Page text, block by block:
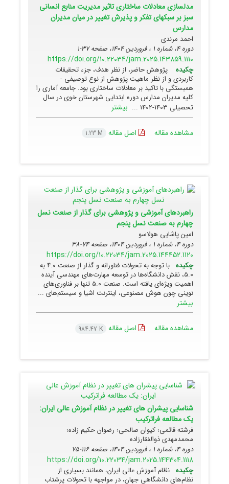
مدلسازی معادلات ساختاری تاثیر مدیریت منابع انسانی
سبز بر سبکهای تفکر و پذیرش تغییر در میان مدیران
مدارس
احمد مرندی
دوره 4، شماره 1 ، فروردین 1404، صفحه
37-1
https://doi.org/10.22034/jam.2025.143859.1110
چکیده
پژوهش حاضر، از نظر هدف، جزء تحقیقات
کاربردی و از نظر ماهیت پژوهش از نوع توصیفی -
همبستگی با تاکید بر معادلات ساختاری بود. جامعه آماری را
کلیه مدیران مدارس دوره ابتدایی شهرستان خوی در سال
تحصیلی 1403-1402 ...
بیشتر
مشاهده مقاله اصل مقاله 1.23 M
راهبردهای آموزشی و پژوهشی برای گذار از صنعت نسل
چهارم به صنعت نسل پنجم
امین پاشایی هولاسو
دوره 4، شماره 1 ، فروردین 1404، صفحه
74-38
https://doi.org/10.22034/jam.2025.144452.1120
چکیده
با توجه به تحولات فناورانه و گذار از صنعت ۴.۰ به
۵.۰، نقش دانشگاه‌ها در توسعه مهارت‌های مهندسی آینده
اهمیت ویژه‌ای یافته است. صنعت ۵.۰ تنها بر فناوری‌های
نوینی چون هوش مصنوعی، اینترنت اشیا و سیستم‌های ...
بیشتر
مشاهده مقاله اصل مقاله 984.47 K
شناسایی پیشران های تغییر در نظام آموزش عالی ایران:
یک مطالعه فراترکیب
فرشته قائمی؛ کیوان صالحی؛ رضوان حکیم زاده؛
محمدمهدی ذوالفقارزاده
دوره 4، شماره 1 ، فروردین 1404، صفحه
116-75
https://doi.org/10.22034/jam.2025.144304.1118
چکیده نظام آموزش عالی ایران، همانند بسیاری از
نظام‌های دانشگاهی جهان، در مواجهه با تحولات پرشتاب